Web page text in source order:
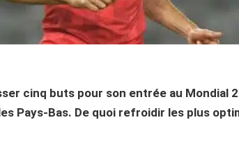
cinq buts pour son entrée au Mondial
Pays-Bas. De quoi refroidir les plus